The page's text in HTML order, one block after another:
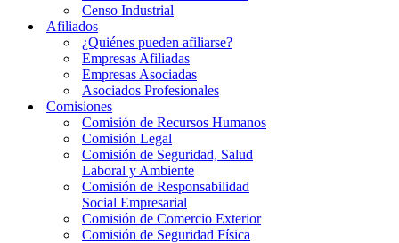
Censo Industrial
Afiliados
¿Quiénes pueden afiliarse?
Empresas Afiliadas
Empresas Asociadas
Asociados Profesionales
Comisiones
Comisión de Recursos Humanos
Comisión Legal
Comisión de Seguridad, Salud
Laboral y Ambiente
Comisión de Responsabilidad
Social Empresarial
Comisión de Comercio Exterior
Comisión de Seguridad Física